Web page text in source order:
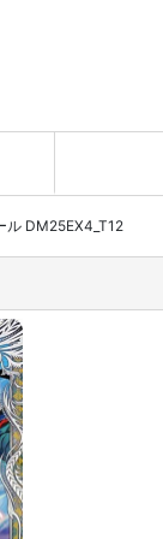
ル DM25EX4_T12